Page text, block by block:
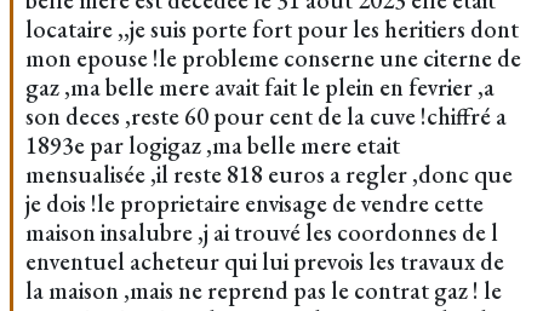
locataire ,,je suis porte fort pour les heritiers dont
mon epouse !le probleme conserne une citerne de
gaz ,ma belle mere avait fait le plein en fevrier ,a
son deces ,reste 60 pour cent de la cuve !chiffré a
1893e par logigaz ,ma belle mere etait
mensualisée ,il reste 818 euros a regler ,donc que
je dois !le proprietaire envisage de vendre cette
maison insalubre ,j ai trouvé les coordonnes de l
enventuel acheteur qui lui prevois les travaux de
la maison ,mais ne reprend pas le contrat gaz ! le